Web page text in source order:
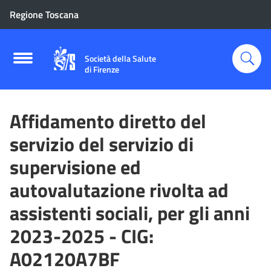
Regione Toscana
Società della Salute
di Firenze
Affidamento diretto del
servizio del servizio di
supervisione ed
autovalutazione rivolta ad
assistenti sociali, per gli anni
2023-2025 - CIG:
A02120A7BF